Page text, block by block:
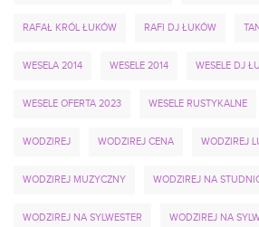
RAFAŁ KRÓL ŁUKÓW RAFI DJ ŁUKÓW
WESELA 2014 WESELE 2014 WESELE DJ
WESELE OFERTA 2023 WESELE RUSTYKALNE
WODZIREJ WODZIREJ CENA WODZIREJ
WODZIREJ MUZYCZNY WODZIREJ NA
WODZIREJ NA SYLWESTER WODZIREJ NA